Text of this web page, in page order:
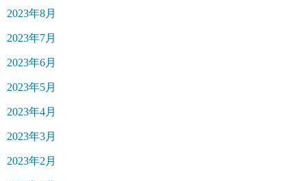
2023年8月
2023年7月
2023年6月
2023年5月
2023年4月
2023年3月
2023年2月